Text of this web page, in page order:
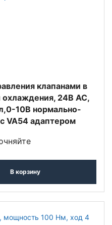
клапанами в
охлаждения, 24В AC,
10В нормально-
VA54 адаптером
В корзину